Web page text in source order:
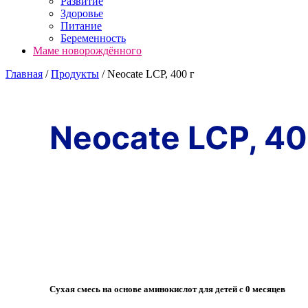
Здоровье
Питание
Беременность
Маме новорождённого
Главная /Продукты /Neocate LCP, 400 г
Neocate LCP,
Сухая смесь на основе аминокислот для детей с 0 месяцев